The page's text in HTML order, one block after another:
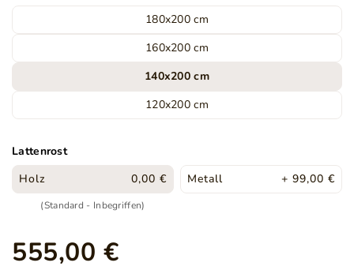
180x200 cm
160x200 cm
140x200 cm
120x200 cm
Lattenrost
Holz
0,00 €
(Standard - Inbegriffen)
Metall + 99,00 €
555,00 €